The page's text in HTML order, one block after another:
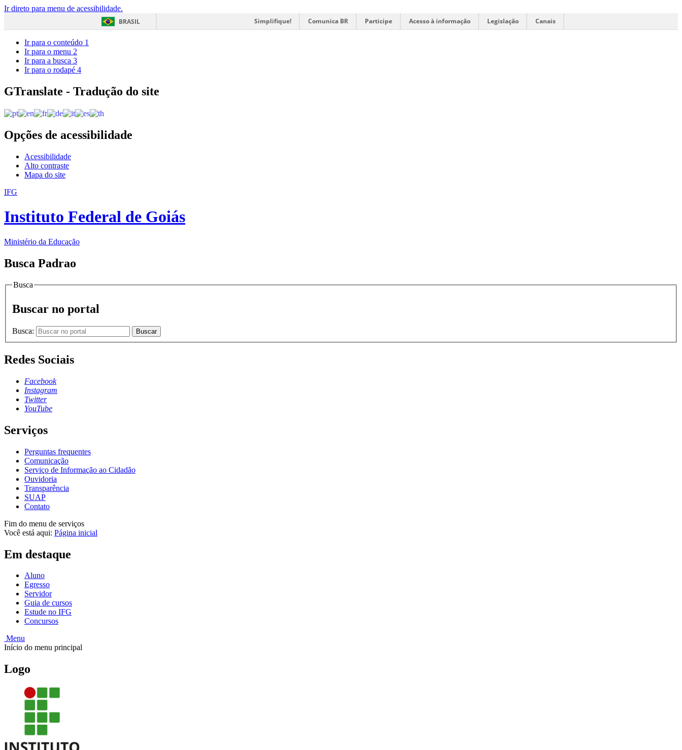
Ir direto para menu de acessibilidade.
BRASIL
Simplifique! Comunica BR Participe Acesso à informação Legislação Canais
Ir para o conteúdo 1
Ir para o menu 2
Ir para a busca 3
Ir para o rodapé 4
GTranslate - Tradução do site
Opções de acessibilidade
Acessibilidade
Alto contraste
Mapa do site
IFG
Instituto Federal de Goiás
Ministério da Educação
Busca Padrao
Busca
Buscar no portal
Busca: Buscar
Redes Sociais
Facebook
Instagram
Twitter
YouTube
Serviços
Perguntas frequentes
Comunicação
Serviço de Informação ao Cidadão
Ouvidoria
Transparência
SUAP
Contato
Fim do menu de serviços
Você está aqui: Página inicial
Em destaque
Aluno
Egresso
Servidor
Guia de cursos
Estude no IFG
Concursos
Menu
Início do menu principal
Logo